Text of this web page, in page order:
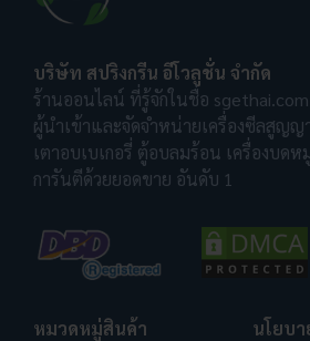
บริษัท สปริงกรีน อีโวลูชั่น จำกัด
ร้านออนไลน์ ที่รู้จักในชื่อ sgethai.com
ผู้นำเข้าและจัดจำหน่ายเครื่องซีลสูญญ
เตาอบเบเกอรี่ ตู้อบลมร้อน เครื่องบดห
การันตีด้วยยอดขาย อันดับ 1
หมวดหมู่สินค้า
นโยบา